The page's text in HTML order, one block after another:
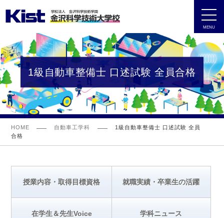
MENU
1級自動車整備士 口述試験 全員合格
HOME 自動車工学科
1級自動車整備士 口述試験 全員
合格
授業内容・取得目標資格 就職実績・卒業生の活躍
在学生＆先生Voice 学科ニュース